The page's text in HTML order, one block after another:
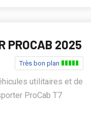
PROCAB 2025
Très bon plan
utilitaires et de
ProCab T7